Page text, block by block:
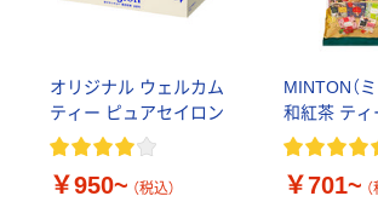
オリジナル ウェルカム
ティー ピュアセイロン
￥950~ （税込）
MINTON（
和紅茶 ティ
￥701~